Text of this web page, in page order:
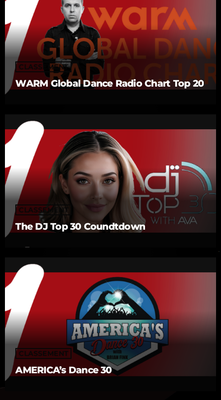
CLASSEMENT
WARM Global Dance Radio Chart Top 20
CLASSEMENT
The DJ Top 30 Coundtdown
CLASSEMENT
AMERICA’s Dance 30